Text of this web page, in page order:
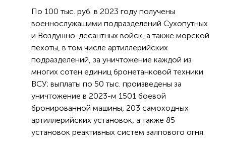
По 100 тыс. руб. в 2023 году получены
военнослужащими подразделений Сухопутных
и Воздушно-десантных войск, а также морской
пехоты, в том числе артиллерийских
подразделений, за уничтожение каждой из
многих сотен единиц бронетанковой техники
ВСУ; выплаты по 50 тыс. произведены за
уничтожение в 2023-м 1501 боевой
бронированной машины, 203 самоходных
артиллерийских установок, а также 85
установок реактивных систем залпового огня.